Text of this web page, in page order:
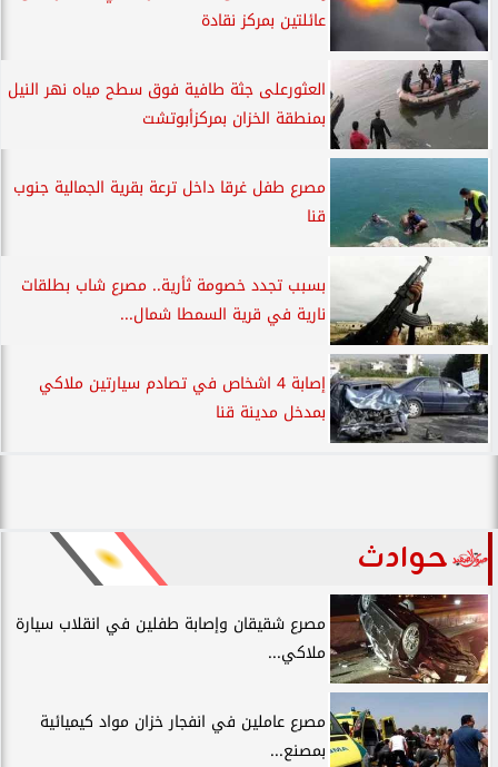
عائلتين بمركز نقادة
العثورعلى جثة طافية فوق سطح مياه نهر النيل
بمنطقة الخزان بمركزأبوتشت
مصرع طفل غرقا داخل ترعة بقرية الجمالية جنوب
قنا
بسبب تجدد خصومة ثأرية.. مصرع شاب بطلقات
نارية في قرية السمطا شمال...
إصابة 4 اشخاص في تصادم سيارتين ملاكي
بمدخل مدينة قنا
حوادث
مصرع شقيقان وإصابة طفلين في انقلاب سيارة
ملاكي...
مصرع عاملين في انفجار خزان مواد كيميائية
بمصنع...